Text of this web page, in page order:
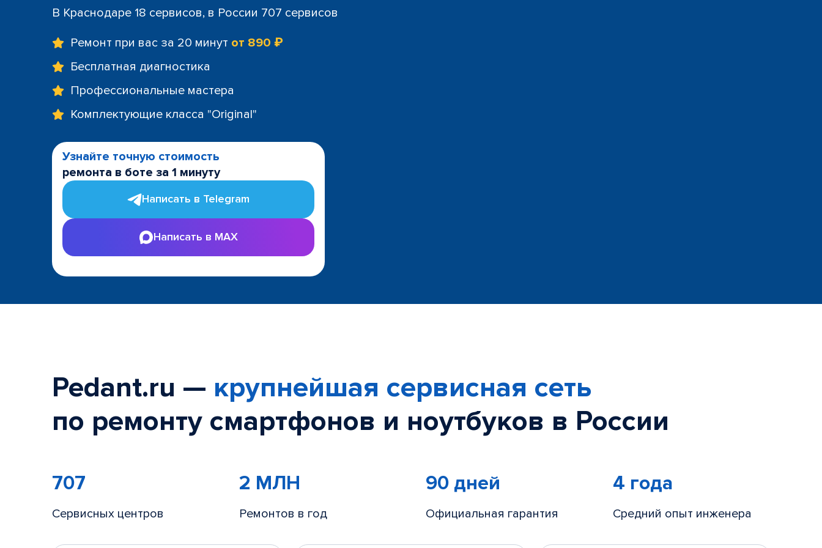
В Краснодаре 18 сервисов, в России 707 сервисов
Ремонт при вас за 20 минут от 890 ₽
Бесплатная диагностика
Профессиональные мастера
Комплектующие класса "Original"
Узнайте точную стоимость
ремонта в боте за 1 минуту
Написать в Telegram
Написать в MAX
Pedant.ru — крупнейшая сервисная сеть
по ремонту смартфонов и ноутбуков в России
707
Сервисных центров
2 МЛН
Ремонтов в год
90 дней
Официальная гарантия
4 года
Средний опыт инженера